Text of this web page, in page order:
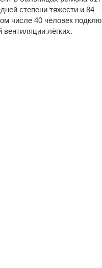
степени тяжести и 84
числе 40 человек
вентиляции лёгких.